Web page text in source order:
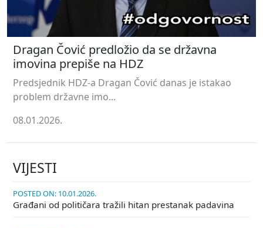
Dragan Čović predložio da se državna
imovina prepiše na HDZ
Predsjednik HDZ-a Dragan Čović danas je istakao
problem državne imo...
08.01.2026.
VIJESTI
POSTED ON: 10.01.2026.
Građani od političara tražili hitan prestanak padavina